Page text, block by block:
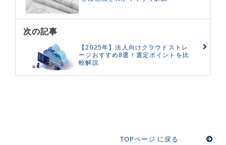
次の記事
【2025年】法人向けクラウドストレ
ージおすすめ8選！選定ポイントを比
較解説
TOPページ に戻る